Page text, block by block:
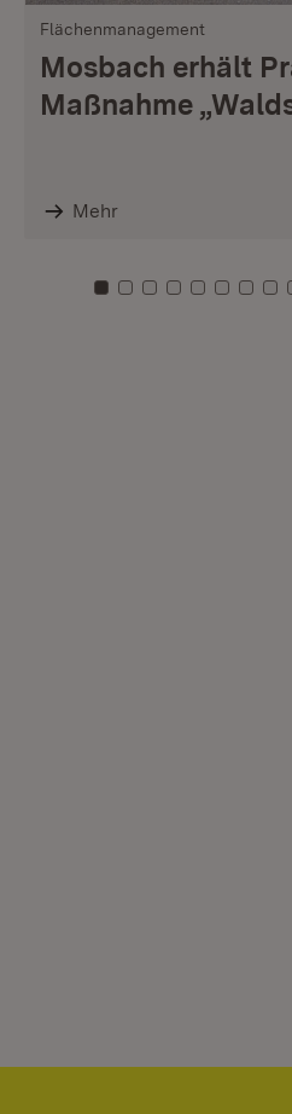
Flächenmanagement
Mosbach erhält
Maßnahme
Mehr
Zu Kachel: 0
Zu Kachel: 1
Zu Kachel: 2
Zu Kachel:
ZuZuZu